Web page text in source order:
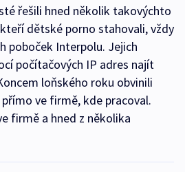
řešili hned několik takovýchto
dětské porno stahovali, vždy
poboček Interpolu. Jejich
počítačových IP adres najít
loňského roku obvinili
ve firmě, kde pracoval.
firmě a hned z několika